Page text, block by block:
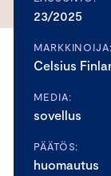
23/2025
MARKKINOIJA:
Celsius
MEDIA:
sovellus
PÄÄTÖS:
huomautus